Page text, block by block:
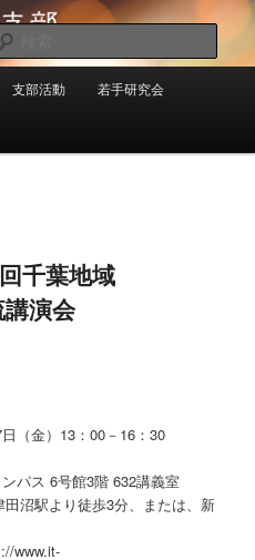
部
索
支部活動 若手研究会
千葉地域
演会
（金）13：00－16：30
パス 6号館3階 632講義室
沼駅より徒歩3分、または、新
www.it-